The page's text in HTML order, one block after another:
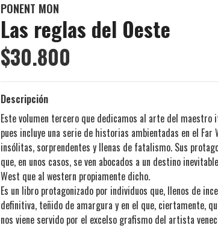
PONENT MON
Las reglas del Oeste
$30.800
Descripción
Este volumen tercero que dedicamos al arte del
pues incluye una serie de historias ambientadas en el
insólitas, sorprendentes y llenas de fatalismo. Sus
que, en unos casos, se ven abocados a un destino
West que al western propiamente dicho.
Es un libro protagonizado por individuos que, llenos de
definitiva, teñido de amargura y en el que, ciertamente,
nos viene servido por el excelso grafismo del artista